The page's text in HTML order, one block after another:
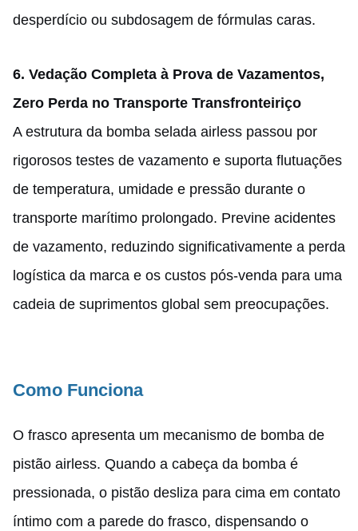
desperdício ou subdosagem de fórmulas caras.
6. Vedação Completa à Prova de Vazamentos,
Zero Perda no Transporte Transfronteiriço
A estrutura da bomba selada airless passou por
rigorosos testes de vazamento e suporta flutuações
de temperatura, umidade e pressão durante o
transporte marítimo prolongado. Previne acidentes
de vazamento, reduzindo significativamente a perda
logística da marca e os custos pós-venda para uma
cadeia de suprimentos global sem preocupações.
Como Funciona
O frasco apresenta um mecanismo de bomba de
pistão airless. Quando a cabeça da bomba é
pressionada, o pistão desliza para cima em contato
íntimo com a parede do frasco, dispensando o